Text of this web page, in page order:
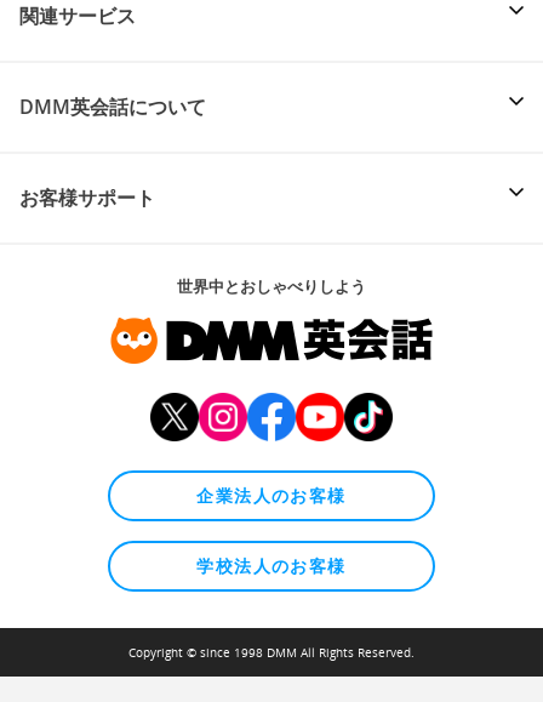
関連サービス
DMM英会話について
お客様サポート
世界中とおしゃべりしよう
企業法人のお客様
学校法人のお客様
Copyright © since 1998 DMM All Rights Reserved.